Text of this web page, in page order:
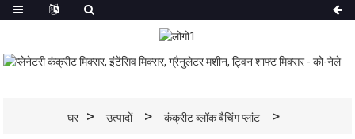
घर उत्पादों कंक्रीट ब्लॉक बैचिंग प्लांट